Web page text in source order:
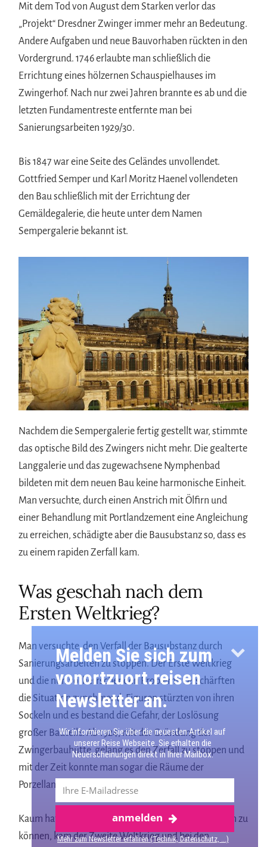
Mit dem Tod von August dem Starken verlor das
„Projekt“ Dresdner Zwinger immer mehr an Bedeutung.
Andere Aufgaben und neue Bauvorhaben rückten in den
Vordergrund. 1746 erlaubte man schließlich die
Errichtung eines hölzernen Schauspielhauses im
Zwingerhof. Nach nur zwei Jahren brannte es ab und die
letzten Fundamentreste entfernte man bei
Sanierungsarbeiten 1929/30.
Bis 1847 war eine Seite des Geländes unvollendet.
Gottfried Semper und Karl Moritz Haenel vollendeten
den Bau schließlich mit der Errichtung der
Gemäldegalerie, die heute unter dem Namen
Sempergalerie bekannt ist.
Nachdem die Sempergalerie fertig gestellt war, stimmte
das optische Bild des Zwingers nicht mehr. Die gealterte
Langgalerie und das zugewachsene Nymphenbad
bildeten mit dem neuen Bau keine harmonische Einheit.
Man versuchte, durch einen Anstrich mit Ölfirn und
einer Behandlung mit Portlandzement eine Angleichung
zu erreichen, schädigte aber die Bausubstanz so, dass es
zu einem rapiden Zerfall kam.
Was geschah nach dem
Ersten Weltkrieg?
Man versuchte, den Verfall der Bausubstanz durch
Sanierungsarbeiten zu stoppen. Der Erste Weltkrieg
und die nun vorherrschenden Probleme verschärften
die Situation zunehmend. Figuren stürzten von ihren
Sockeln und es bestand die Gefahr, der Loslösung
großer Bauteile. Ab 1924, mit der Gründung der
Zwingerbauhütte, gelang es den Zerfall zu stoppen und
mit der Zeit konnte man sogar die Räume der
Porzellansammlung wieder eröffnen.
Kaum hatte man die Hoffnung, das Gebäude erhalten zu
können, kam der Zweite Weltkrieg und bei den
Mehr über Dresden
Melden Sie sich zum
vonortzuort.reisen
Newsletter an.
Wir informieren Sie über die neuesten Artikel auf
unserer Reise Webseite. Sie erhalten die
Neuerscheinungen direkt in Ihrer Mailbox.
anmelden
Mehr zum Newsletter erfahren (Technik, Datenschutz, ...)